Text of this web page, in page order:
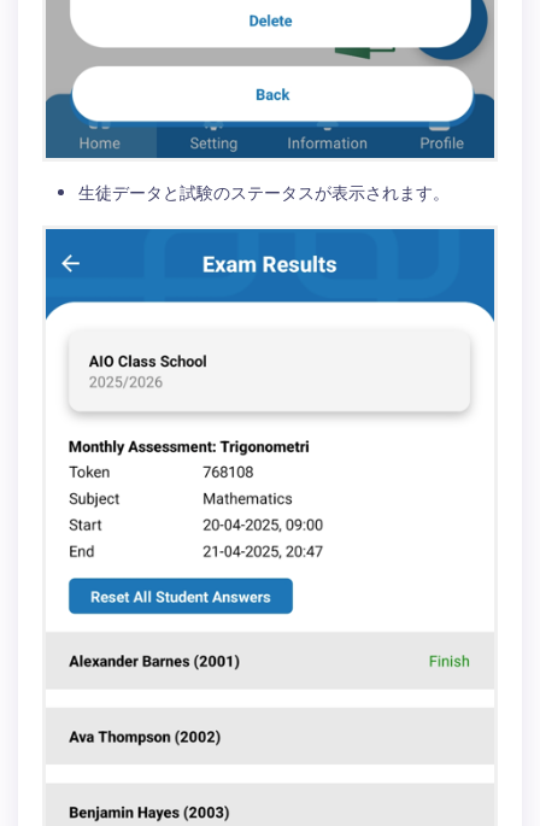
生徒データと試験のステータスが表示されます。